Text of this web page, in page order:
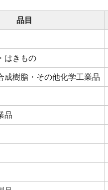
品目
はきもの
成樹脂・その他化学工業品
品